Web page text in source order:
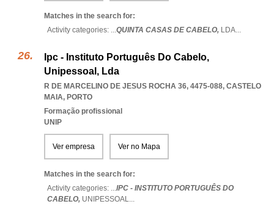
Matches in the search for:
Activity categories: ...QUINTA CASAS DE CABELO, LDA...
Ipc - Instituto Português Do Cabelo,
Unipessoal, Lda
R DE MARCELINO DE JESUS ROCHA 36, 4475-088, CASTELO
MAIA, PORTO
Formação profissional
UNIP
Ver empresa Ver no Mapa
Matches in the search for:
Activity categories: ...IPC - INSTITUTO PORTUGUÊS DO
CABELO, UNIPESSOAL...